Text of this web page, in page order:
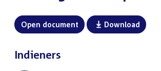
Open document Download
Indieners